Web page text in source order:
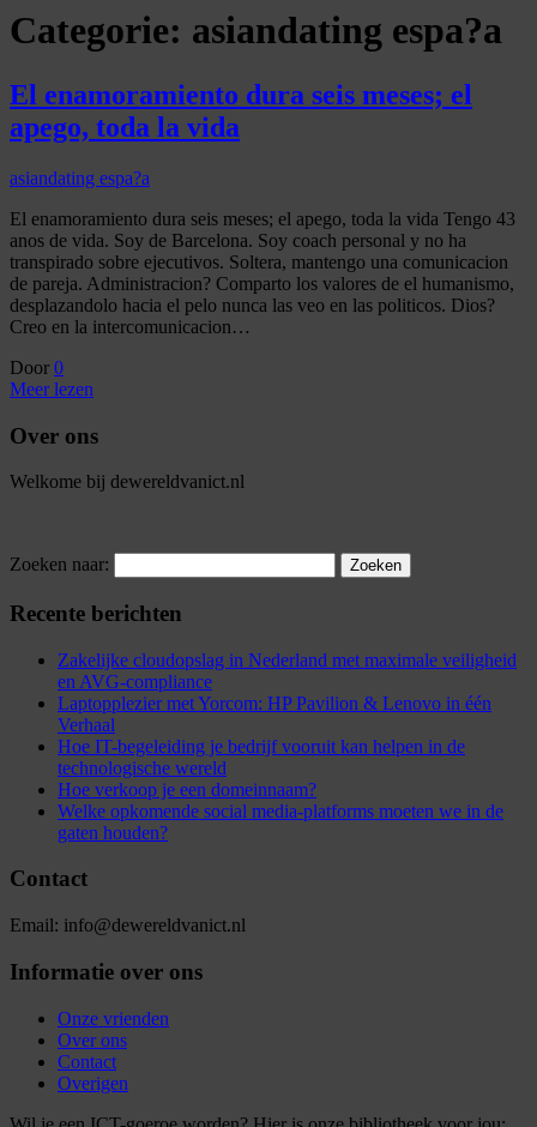
Categorie: asiandating espa?a
El enamoramiento dura seis meses; el
apego, toda la vida
asiandating espa?a
El enamoramiento dura seis meses; el apego, toda la vida Tengo 43
anos de vida. Soy de Barcelona. Soy coach personal y no ha
transpirado sobre ejecutivos. Soltera, mantengo una comunicacion
de pareja. Administracion? Comparto los valores de el humanismo,
desplazandolo hacia el pelo nunca las veo en las politicos. Dios?
Creo en la intercomunicacion…
Door 0
Meer lezen
Over ons
Welkome bij dewereldvanict.nl
Zoeken naar:
Recente berichten
Zakelijke cloudopslag in Nederland met maximale veiligheid
en AVG-compliance
Laptopplezier met Yorcom: HP Pavilion & Lenovo in één
Verhaal
Hoe IT-begeleiding je bedrijf vooruit kan helpen in de
technologische wereld
Hoe verkoop je een domeinnaam?
Welke opkomende social media-platforms moeten we in de
gaten houden?
Contact
Email: info@dewereldvanict.nl
Informatie over ons
Onze vrienden
Over ons
Contact
Overigen